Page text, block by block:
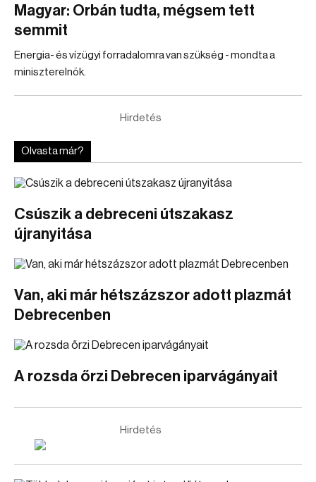
Magyar: Orbán tudta, mégsem tett
semmit
Energia- és vízügyi forradalomra van szükség - mondta a
miniszterelnök.
Hirdetés
Olvasta már?
Csúszik a debreceni útszakasz
újranyitása
Van, aki már hétszázszor adott plazmát
Debrecenben
A rozsda őrzi Debrecen iparvágányait
Hirdetés